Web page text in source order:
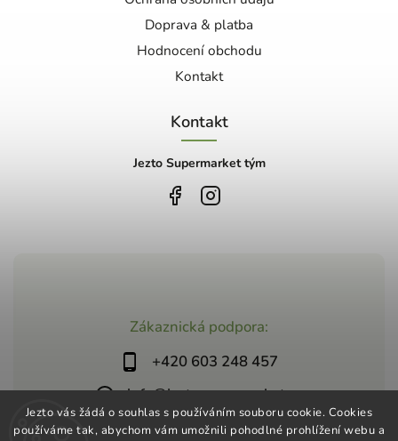
Jezto vás žádá o souhlas s používáním souboru cookie. Cookies
používáme tak, abychom vám umožnili pohodlné prohlížení webu a
Zákaznická podpora:
+420 603 248 457
info@jeztosupermarket.cz
Doprava & platba
Hodnocení obchodu
Kontakt
Kontakt
Jezto Supermarket tým